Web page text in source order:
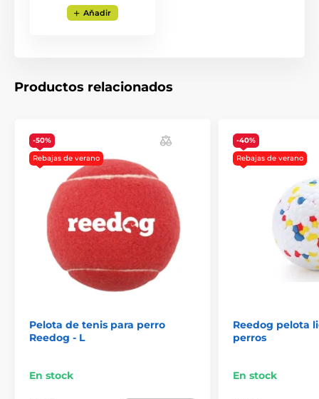
Tras un poco de adiestramiento, su peludo amigo
siempre colocará la pelota en el agujero de la parte
superior del juguete automático. Pero lo que hace del
iFetch un "lanzador de pelotas ligeramente diferente"
pelota cae en una cámara de la base para salir
rodando aleatoriamente por uno de los tres agujeros
perro sin jugar. ¡Agudiza sus sentidos!
Aňadir
Productos relacionados
-50%
Rebajas de verano
Pelota de tenis para perro
Reedog - L
En stock
-40%
Rebajas de verano
Reedog pelota
perros
En stock